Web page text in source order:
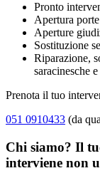
Pronto
Apertura
Aperture
Sostituzione
Riparazione,
saracinesche
Prenota il tuo
051 0910433 (da
Chi siamo? Il
interviene non